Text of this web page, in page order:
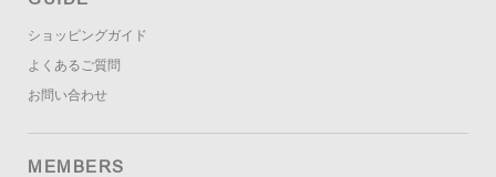
ショッピングガイド
よくあるご質問
お問い合わせ
MEMBERS